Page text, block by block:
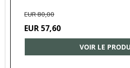
EUR 80,00
EUR 57,60
VOIR LE